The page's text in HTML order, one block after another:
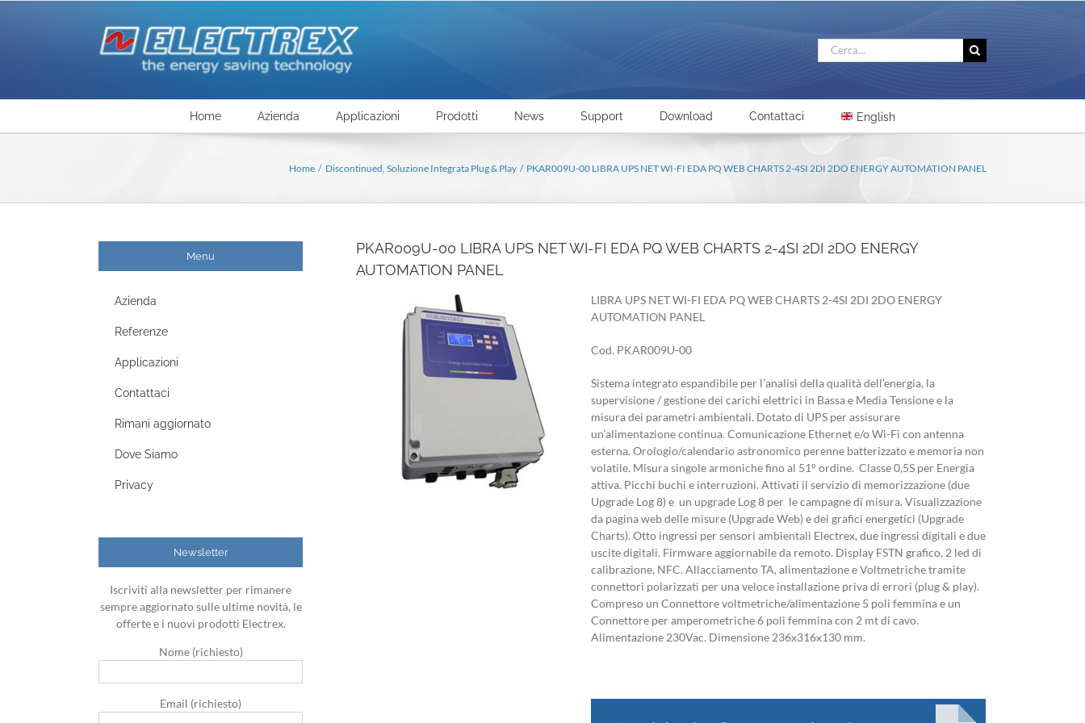
Cerca
per:
Home Azienda Applicazioni Prodotti News Support Download Contattaci English
Home Discontinued Soluzione Integrata Plug & Play PKAR009U-00 LIBRA UPS NET WI-FI EDA PQ WEB CHARTS 2-4SI 2DI 2DO ENERGY AUTOMATION PANEL
PKAR009U-00 LIBRA UPS NET WI-FI EDA PQ WEB CHARTS 2-4SI 2DI 2DO ENERGY
AUTOMATION PANEL
LIBRA UPS NET WI-FI EDA PQ WEB CHARTS 2-4SI 2DI 2DO ENERGY
AUTOMATION PANEL
Cod. PKAR009U-00
Sistema integrato espandibile per l’analisi della qualità dell’energia, la
supervisione / gestione dei carichi elettrici in Bassa e Media Tensione e la
misura dei parametri ambientali. Dotato di UPS per assisurare
un’alimentazione continua. Comunicazione Ethernet e/o Wi-Fi con antenna
esterna. Orologio/calendario astronomico perenne batterizzato e memoria non
volatile. Misura singole armoniche fino al 51° ordine. Classe 0,5S per Energia
attiva. Picchi buchi e interruzioni. Attivati il servizio di memorizzazione (due
Upgrade Log 8) e un upgrade Log 8 per le campagne di misura. Visualizzazione
da pagina web delle misure (Upgrade Web) e dei grafici energetici (Upgrade
Charts). Otto ingressi per sensori ambientali Electrex, due ingressi digitali e due
uscite digitali. Firmware aggiornabile da remoto. Display FSTN grafico, 2 led di
calibrazione, NFC. Allacciamento TA, alimentazione e Voltmetriche tramite
connettori polarizzati per una veloce installazione priva di errori (plug & play).
Compreso un Connettore voltmetriche/alimentazione 5 poli femmina e un
Connettore per amperometriche 6 poli femmina con 2 mt di cavo.
Alimentazione 230Vac. Dimensione 236x316x130 mm.
Menu
Azienda
Referenze
Applicazioni
Contattaci
Rimani aggiornato
Dove Siamo
Privacy
Newsletter
Iscriviti alla newsletter per rimanere
sempre aggiornato sulle ultime novità, le
offerte e i nuovi prodotti Electrex.
Nome (richiesto)
Email (richiesto)